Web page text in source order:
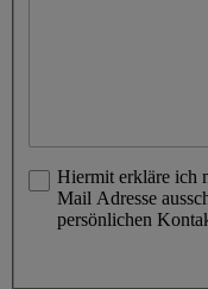
Hiermit erkläre ich
Mail Adresse
persönlichen